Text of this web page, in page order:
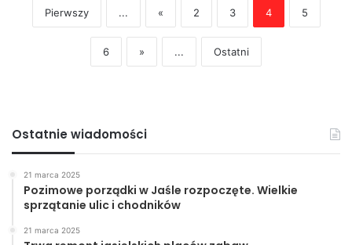
Pierwszy ... « 2 3 4 5
6 » ... Ostatni
Ostatnie wiadomości
21 marca 2025
Pozimowe porządki w Jaśle rozpoczęte. Wielkie
sprzątanie ulic i chodników
21 marca 2025